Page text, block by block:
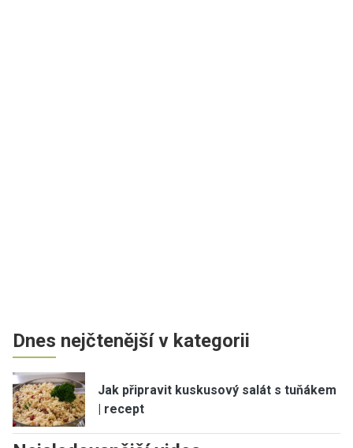
Dnes nejčtenější v kategorii
Jak připravit kuskusový salát s tuňákem
| recept